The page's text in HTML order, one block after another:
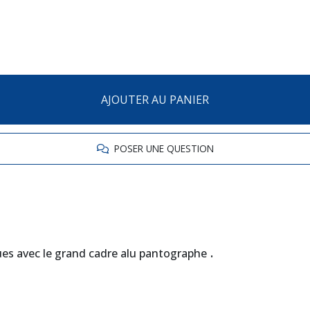
AJOUTER AU PANIER
POSER UNE QUESTION
avec le grand cadre alu pantographe .